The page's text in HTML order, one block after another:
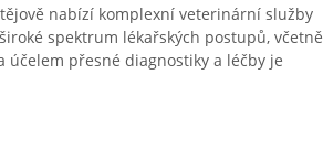
nabízí komplexní veterinární služby
spektrum lékařských postupů, včetně
přesné diagnostiky a léčby je